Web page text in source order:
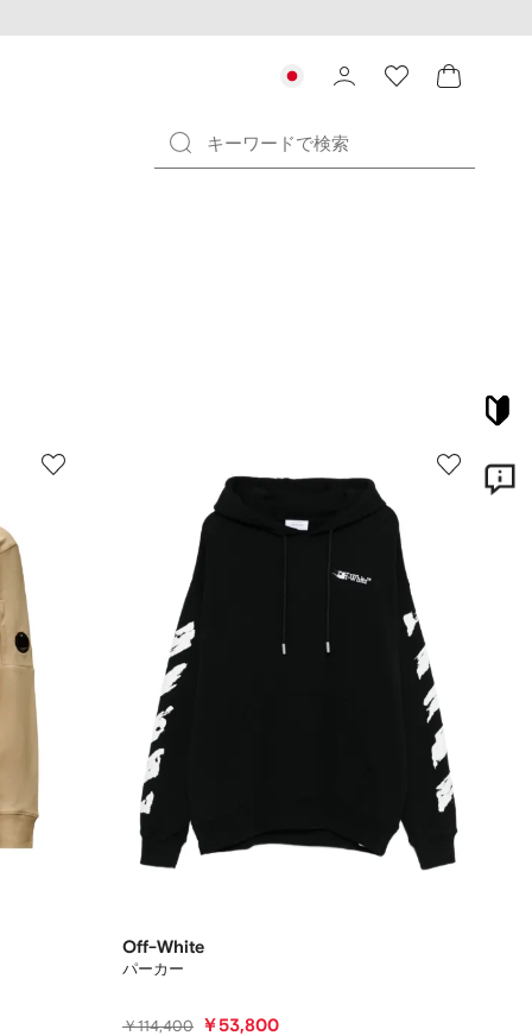
Off-White
パーカー
￥114,400 ￥53,800